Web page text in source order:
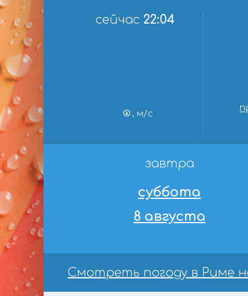
сейчас 22:04
, м/с
завтра
суббота
8 августа
Смотреть погоду в Риме